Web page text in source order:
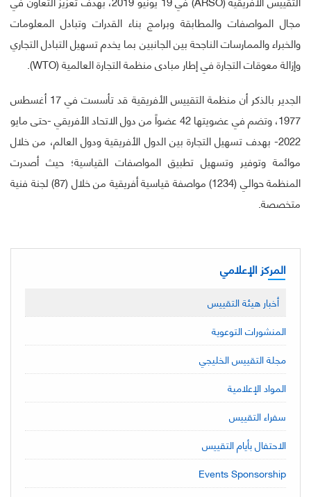
مجال المواصفات والمطابقة وبرامج بناء القدرات وتبادل المعلومات
والخبراء والممارسات الناجحة بين الجانبين بما يخدم تسهيل التبادل التجاري
وإزالة معوقات التجارة في إطار مبادى منظمة التجارة العالمية (WTO).
الجدير بالذكر أن منظمة التقييس الأفريقية قد تأسست في 17 أغسطس
1977، وتضم في عضويتها 42 عضواً من دول الاتحاد الأفريقي -حتى مايو
2022- بهدف تسهيل التجارة بين الدول الأفريقية ودول العالم، من خلال
موائمة وتوفير وتسهيل تطبيق المواصفات القياسية؛ حيث أصدرت
المنظمة حوالي (1234) مواصفة قياسية أفريقية من خلال (87) لجنة فنية
متخصصة.
المركز الإعلامي
أخبار هيئة التقييس
المنشورات التوعوية
مجلة التقييس الخليجي
المواد الإعلامية
سفراء التقييس
الاحتفال بأيام التقييس
Events Sponsorship